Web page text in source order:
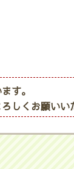
す。
しくお願いい